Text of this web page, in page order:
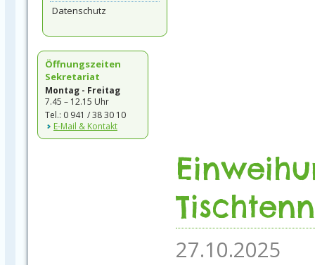
Datenschutz
Öffnungszeiten
Sekretariat
Montag - Freitag
7.45 – 12.15 Uhr
Tel.: 0 941 / 38 30 10
E-Mail & Kontakt
27.10.2025